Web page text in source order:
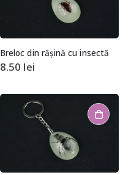
Breloc din rășină cu insectă
8.50 lei